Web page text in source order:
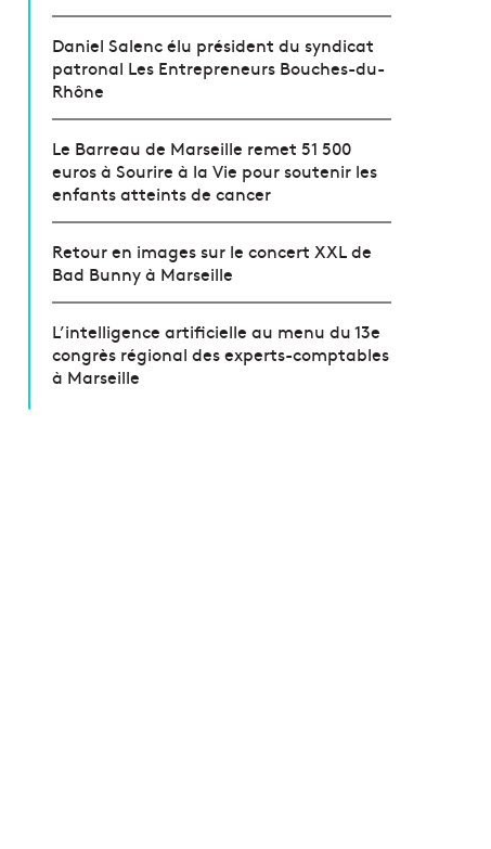
Daniel Salenc élu président du syndicat
patronal Les Entrepreneurs Bouches-du-
Rhône
Le Barreau de Marseille remet 51 500
euros à Sourire à la Vie pour soutenir les
enfants atteints de cancer
Retour en images sur le concert XXL de
Bad Bunny à Marseille
L’intelligence artificielle au menu du 13e
congrès régional des experts-comptables
à Marseille